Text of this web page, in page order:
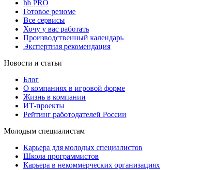
hh PRO
Готовое резюме
Все сервисы
Хочу у вас работать
Производственный календарь
Экспертная рекомендация
Новости и статьи
Блог
О компаниях в игровой форме
Жизнь в компании
ИТ-проекты
Рейтинг работодателей России
Молодым специалистам
Карьера для молодых специалистов
Школа программистов
Карьера в некоммерческих организациях